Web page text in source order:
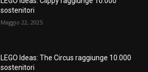
sostenitori
Maggio 22, 2025
LEGO Ideas: The Circus raggiunge 10.000
sostenitori